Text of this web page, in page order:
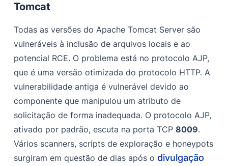
Tomcat
Todas as versões do Apache Tomcat Server são
vulneráveis à inclusão de arquivos locais e ao
potencial RCE. O problema está no protocolo AJP,
que é uma versão otimizada do protocolo HTTP. A
vulnerabilidade antiga é vulnerável devido ao
componente que manipulou um atributo de
solicitação de forma inadequada. O protocolo AJP,
ativado por padrão, escuta na porta TCP8009.
Vários scanners, scripts de exploração e honeypots
surgiram em questão de dias após odivulgação